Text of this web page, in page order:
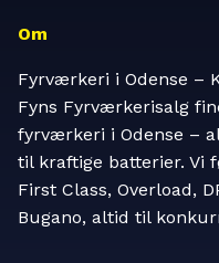
Om
Fyrværkeri i Odense –
Fyns Fyrværkerisalg
fyrværkeri i Odense –
til kraftige batterier. Vi
First Class, Overload,
Bugano, altid til